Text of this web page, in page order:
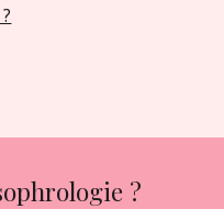
?